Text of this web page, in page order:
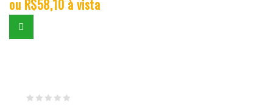
ou R$58,10 à vista